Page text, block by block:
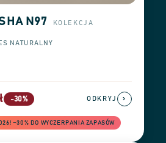
N97 KOLEKCJA
NATURALNY
-30%
−30% DO WYCZERPANIA ZAPASÓW
ODKRYJ ›